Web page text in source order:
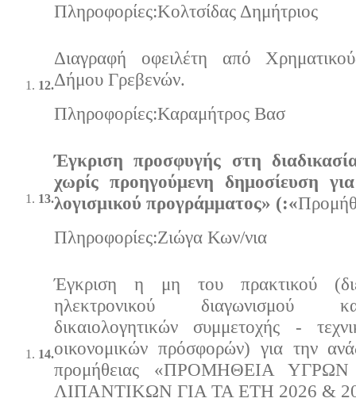
Πληρoφορίες:Κολτσίδας Δημήτριος
12.
Διαγραφή οφειλέτη από
Δήμου Γρεβενών.
Πληρoφορίες:Καραμήτρος Βασ
13.
Έγκριση προσφυγής στη
χωρίς προηγούμενη δημοσίευση
λογισμικού προγράμματος» (:«
Πληρoφορίες:Ζιώγα Κων/νια
14.
Έγκριση η μη του πρακτικού
ηλεκτρονικού διαγωνισμού
δικαιολογητικών συμμετοχής -
οικονομικών πρόσφορών) για την
προμήθειας
«ΠΡΟΜΗΘΕΙΑ
ΛΙΠΑΝΤΙΚΩΝ ΓΙΑ ΤΑ ΕΤΗ 2026 &